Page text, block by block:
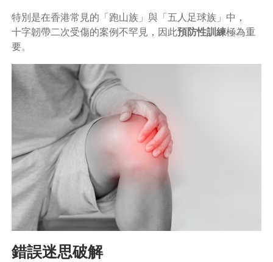
特別是在香港常見的「跑山族」與「五人足球族」中，
十字韌帶二次受傷的案例不罕見，因此預防性訓練極為重
要。
錯誤迷思破解